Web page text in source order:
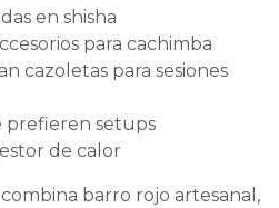
en shisha
para cachimba
cazoletas para sesiones
prefieren setups
de calor
barro rojo artesanal,